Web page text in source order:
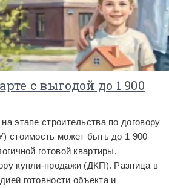
с выгодой до 1 900
этапе строительства по договору
стоимость может быть до 1 900
готовой квартиры,
купли-продажи (ДКП). Разница в
готовности объекта и